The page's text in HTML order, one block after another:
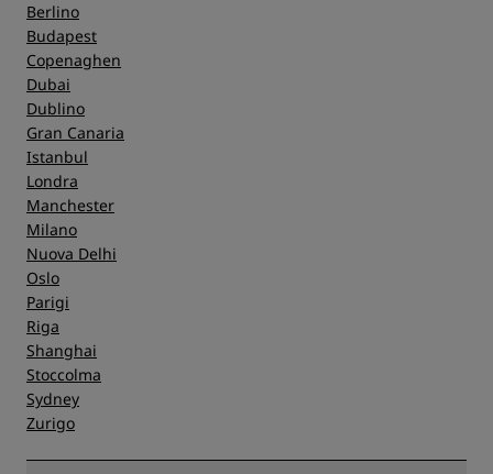
Berlino
Budapest
Copenaghen
Dubai
Dublino
Gran Canaria
Istanbul
Londra
Manchester
Milano
Nuova Delhi
Oslo
Parigi
Riga
Shanghai
Stoccolma
Sydney
Zurigo